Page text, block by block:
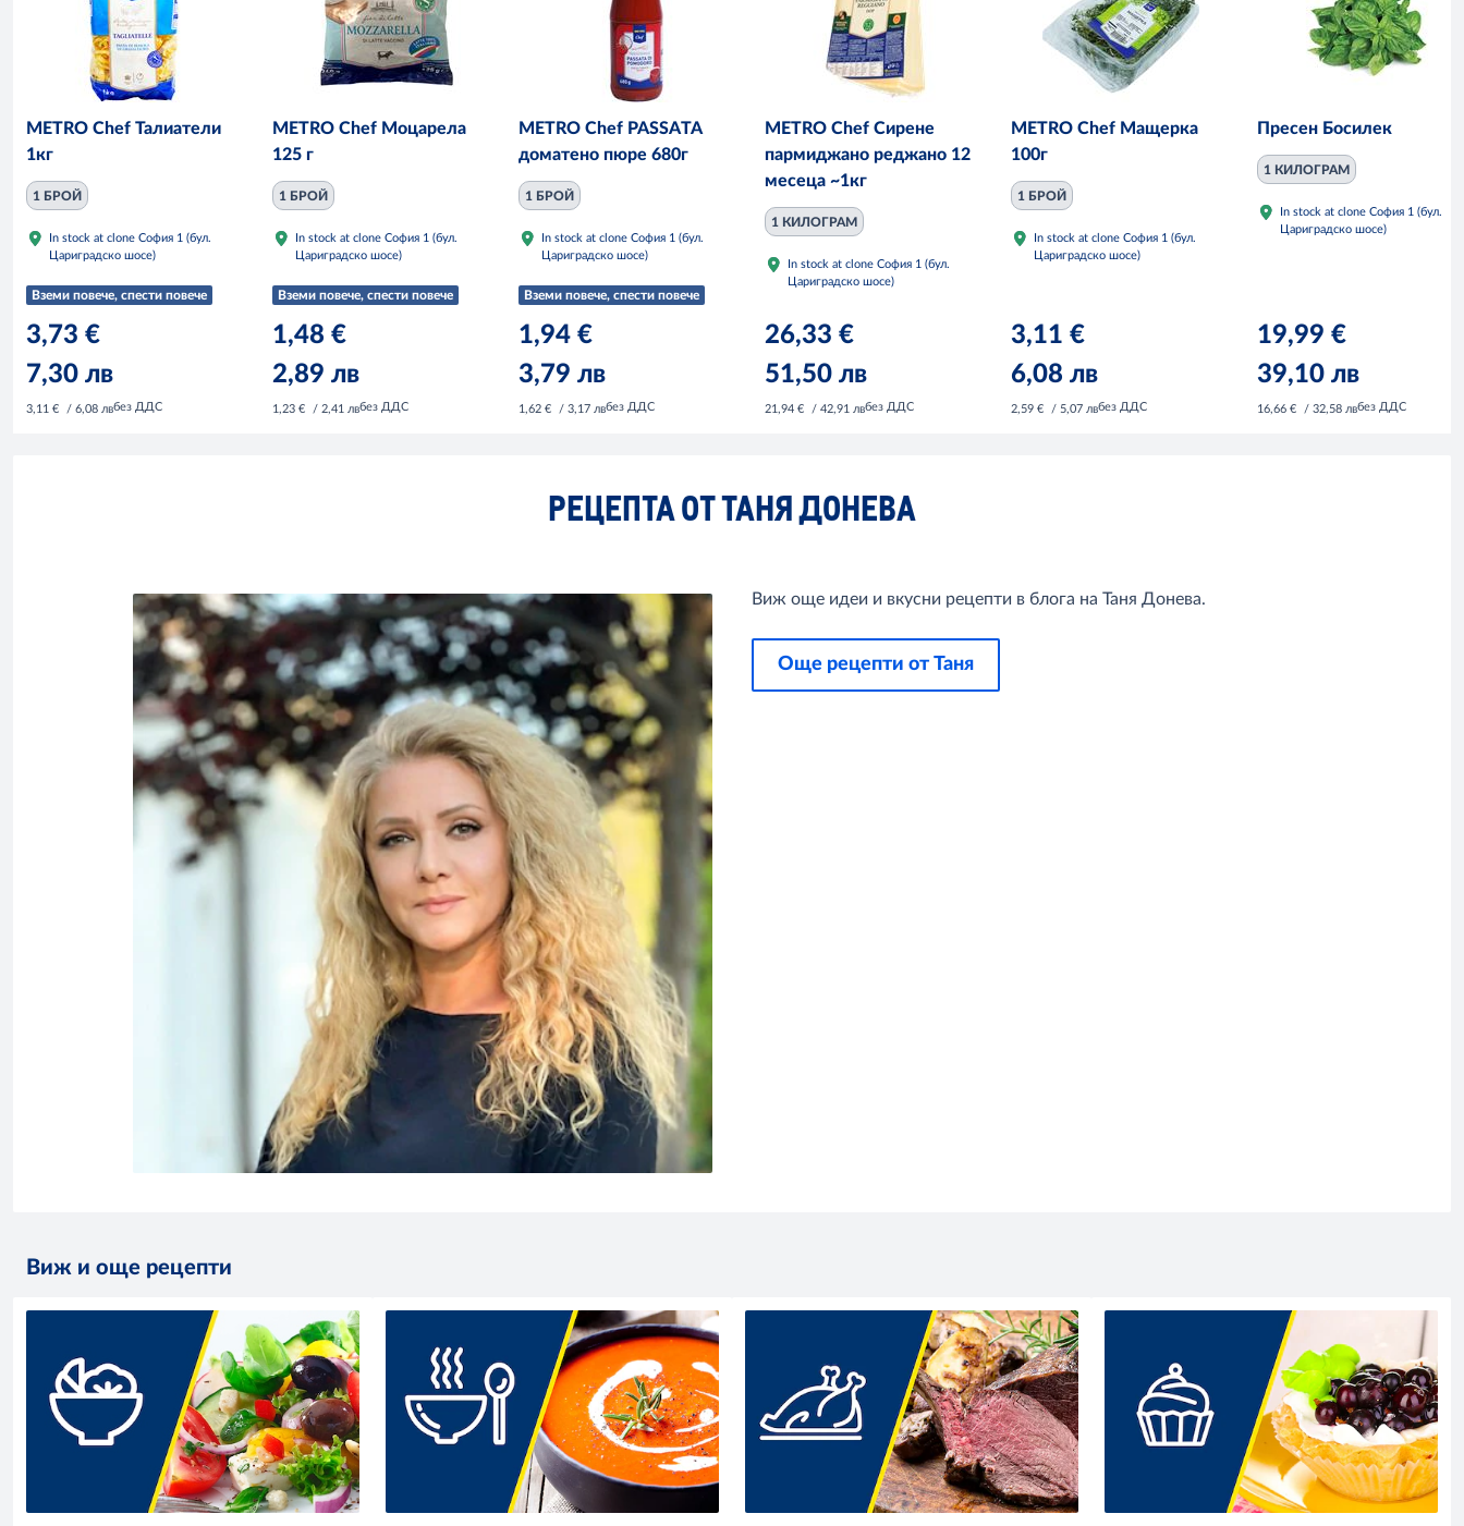
METRO Chef Талиатели
1кг
1 БРОЙ
In stock at clone София 1 (бул.
Цариградско шосе)
Вземи повече, спести повече
3,73 €
7,30 лв
3,11 € / 6,08 лвбез ДДС
METRO Chef Моцарела
125 г
1 БРОЙ
In stock at clone София 1 (бул.
Цариградско шосе)
Вземи повече, спести повече
1,48 €
2,89 лв
1,23 € / 2,41 лвбез ДДС
METRO Chef PASSATA
доматено пюре 680г
1 БРОЙ
In stock at clone София 1 (бул.
Цариградско шосе)
Вземи повече, спести повече
1,94 €
3,79 лв
1,62 € / 3,17 лвбез ДДС
METRO Chef Сирене
пармиджано реджано 12
месеца ~1кг
1 КИЛОГРАМ
In stock at clone София 1 (бул.
Цариградско шосе)
26,33 €
51,50 лв
21,94 € / 42,91 лвбез ДДС
METRO Chef Мащерка
100г
1 БРОЙ
In stock at clone София 1 (бул.
Цариградско шосе)
3,11 €
6,08 лв
2,59 € / 5,07 лвбез ДДС
Пресен Босилек
1 КИЛОГРАМ
In stock at clone София 1 (бул.
Цариградско шосе)
19,99 €
39,10 лв
16,66 € / 32,58 лвбез ДДС
РЕЦЕПТА ОТ ТАНЯ ДОНЕВА
Виж още идеи и вкусни рецепти в блога на Таня Донева.
Още рецепти от Таня
Виж и още рецепти